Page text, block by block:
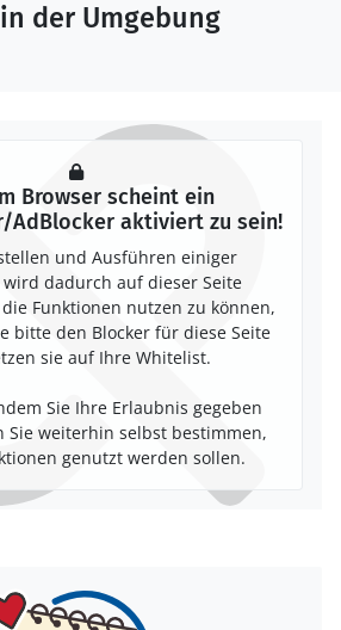
der Umgebung
Browser scheint ein
AdBlocker aktiviert zu sein!
und Ausführen einiger
wird dadurch auf dieser Seite
Funktionen nutzen zu können,
bitte den Blocker für diese Seite
sie auf Ihre Whitelist.
Sie Ihre Erlaubnis gegeben
Sie weiterhin selbst bestimmen,
genutzt werden sollen.